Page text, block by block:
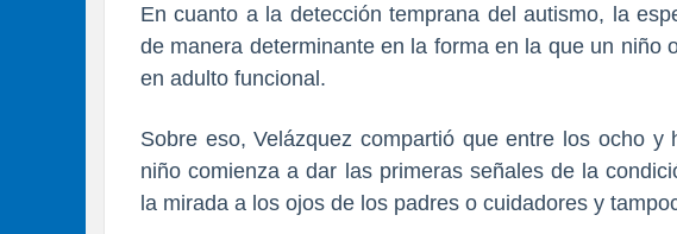
En cuanto a la detección temprana del autismo, la
de manera determinante en la forma en la que un niño
en adulto funcional.
Sobre eso, Velázquez compartió que entre los ocho
niño comienza a dar las primeras señales de la
la mirada a los ojos de los padres o cuidadores y